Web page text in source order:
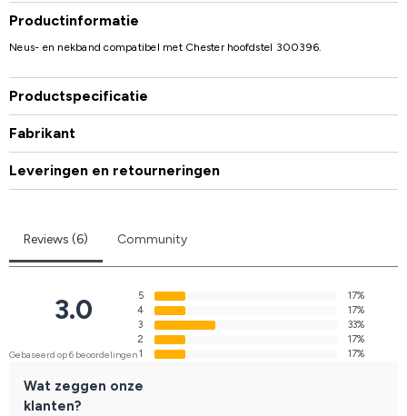
Productinformatie
Neus- en nekband compatibel met Chester hoofdstel 300396.
Productspecificatie
Fabrikant
Leveringen en retourneringen
Reviews (6) Community
3.0
Gebaseerd op 6 beoordelingen
5
17%
4
17%
3
33%
2
17%
1
17%
Wat zeggen onze
klanten?